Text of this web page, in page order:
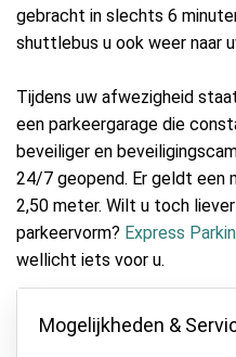
gebracht in slechts 6
shuttlebus u ook weer naar
Tijdens uw afwezigheid
een parkeergarage die
beveiliger en
24/7 geopend. Er geldt een
2,50 meter. Wilt u toch
parkeervorm? Express
wellicht iets voor u.
Mogelijkheden &